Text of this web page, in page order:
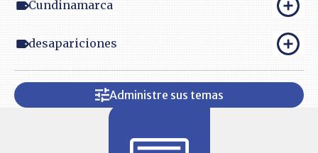
Cundinamarca
desapariciones
Administre sus temas